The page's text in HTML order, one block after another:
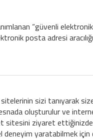
“güvenli
posta adresi
sizi tanıyarak
oluşturulur ve
sitesini ziyaret
deneyim yaratabilmek